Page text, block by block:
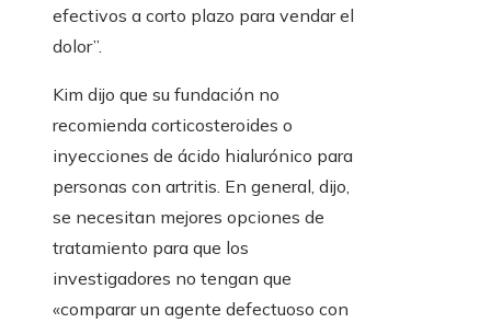
efectivos a corto plazo para vendar el
dolor”.
Kim dijo que su fundación no
recomienda corticosteroides o
inyecciones de ácido hialurónico para
personas con artritis. En general, dijo,
se necesitan mejores opciones de
tratamiento para que los
investigadores no tengan que
«comparar un agente defectuoso con